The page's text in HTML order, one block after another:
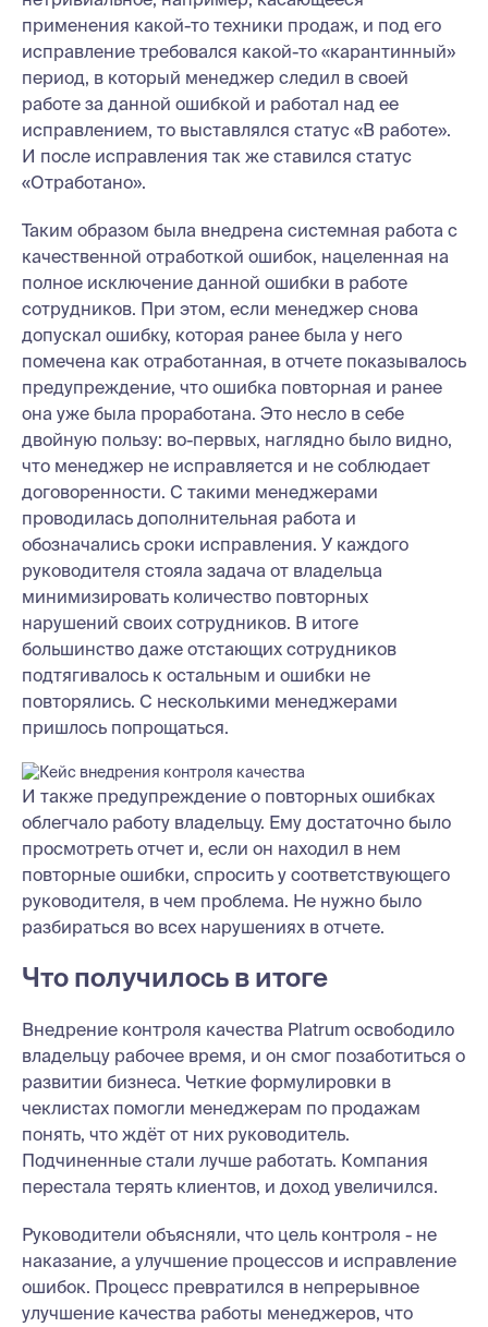
применения какой-то техники продаж, и под его
исправление требовался какой-то «карантинный»
период, в который менеджер следил в своей
работе за данной ошибкой и работал над ее
исправлением, то выставлялся статус «В работе».
И после исправления так же ставился статус
«Отработано».
Таким образом была внедрена системная работа с
качественной отработкой ошибок, нацеленная на
полное исключение данной ошибки в работе
сотрудников. При этом, если менеджер снова
допускал ошибку, которая ранее была у него
помечена как отработанная, в отчете показывалось
предупреждение, что ошибка повторная и ранее
она уже была проработана. Это несло в себе
двойную пользу: во-первых, наглядно было видно,
что менеджер не исправляется и не соблюдает
договоренности. С такими менеджерами
проводилась дополнительная работа и
обозначались сроки исправления. У каждого
руководителя стояла задача от владельца
минимизировать количество повторных
нарушений своих сотрудников. В итоге
большинство даже отстающих сотрудников
подтягивалось к остальным и ошибки не
повторялись. С несколькими менеджерами
пришлось попрощаться.
И также предупреждение о повторных ошибках
облегчало работу владельцу. Ему достаточно было
просмотреть отчет и, если он находил в нем
повторные ошибки, спросить у соответствующего
руководителя, в чем проблема. Не нужно было
разбираться во всех нарушениях в отчете.
Что получилось в итоге
Внедрение контроля качества Platrum освободило
владельцу рабочее время, и он смог позаботиться о
развитии бизнеса. Четкие формулировки в
чеклистах помогли менеджерам по продажам
понять, что ждёт от них руководитель.
Подчиненные стали лучше работать. Компания
перестала терять клиентов, и доход увеличился.
Руководители объясняли, что цель контроля - не
наказание, а улучшение процессов и исправление
ошибок. Процесс превратился в непрерывное
улучшение качества работы менеджеров, что